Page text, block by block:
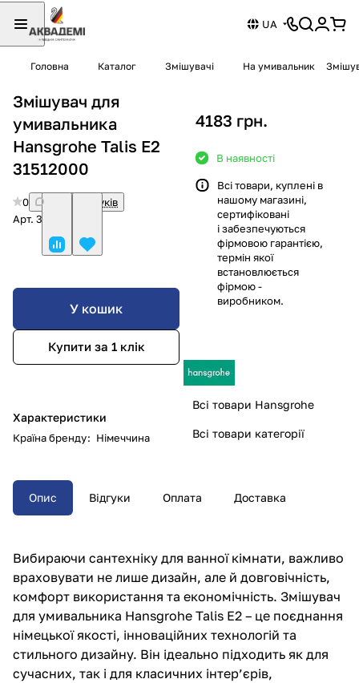
UA
Головна Каталог Змішувачі На умивальник
Змішувач для
умивальника
Hansgrohe Talis E2
31512000
0
Немає відгуків
Арт. 31512000
У кошик
Купити за 1 клiк
Характеристики
Країна бренду: Німеччина
4183 грн.
В наявності
Всі товари, куплені в
нашому магазині,
сертифіковані
і забезпечуються
фірмовою гарантією,
термін якої
встановлюється
фірмою -
виробником.
Всі товари Hansgrohe
Всі товари категорії
Опис Відгуки Оплата Доставка
Вибираючи сантехніку для ванної кімнати, важливо
враховувати не лише дизайн, але й довговічність,
комфорт використання та економічність. Змішувач
для умивальника Hansgrohe Talis E2 – це поєднання
німецької якості, інноваційних технологій та
стильного дизайну. Він ідеально підходить як для
сучасних, так і для класичних інтер’єрів,